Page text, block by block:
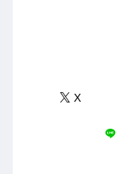
X